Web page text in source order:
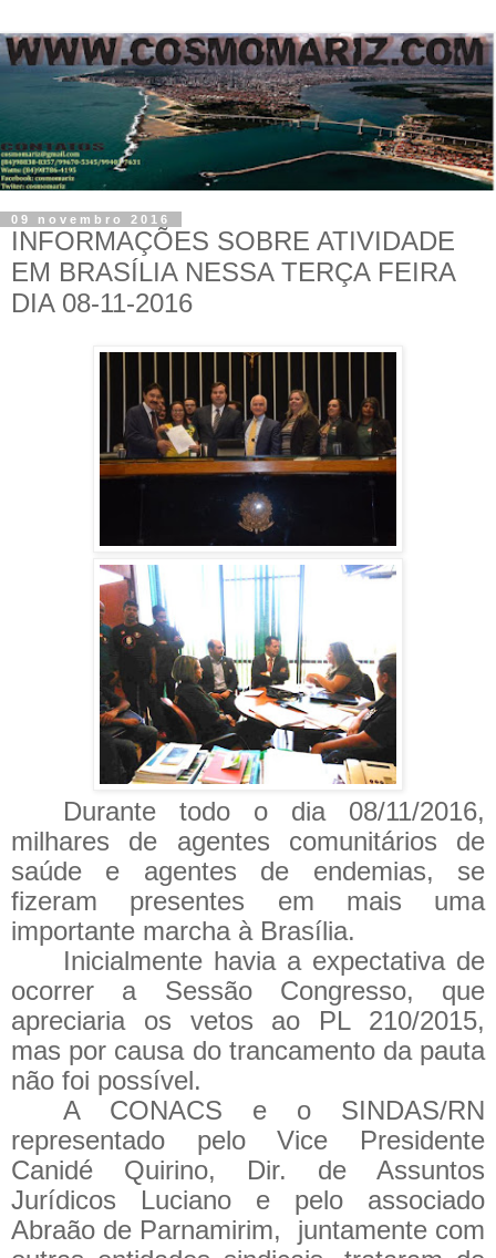
09 novembro 2016
INFORMAÇÕES SOBRE ATIVIDADE
EM BRASÍLIA NESSA TERÇA FEIRA
DIA 08-11-2016
Durante todo o dia 08/11/2016,
milhares de agentes comunitários de
saúde e agentes de endemias, se
fizeram presentes em mais uma
importante marcha à Brasília.
Inicialmente havia a expectativa de
ocorrer a Sessão Congresso, que
apreciaria os vetos ao PL 210/2015,
mas por causa do trancamento da pauta
não foi possível.
A CONACS e o SINDAS/RN
representado pelo Vice Presidente
Canidé Quirino, Dir. de Assuntos
Jurídicos Luciano e pelo associado
Abraão de Parnamirim, juntamente com